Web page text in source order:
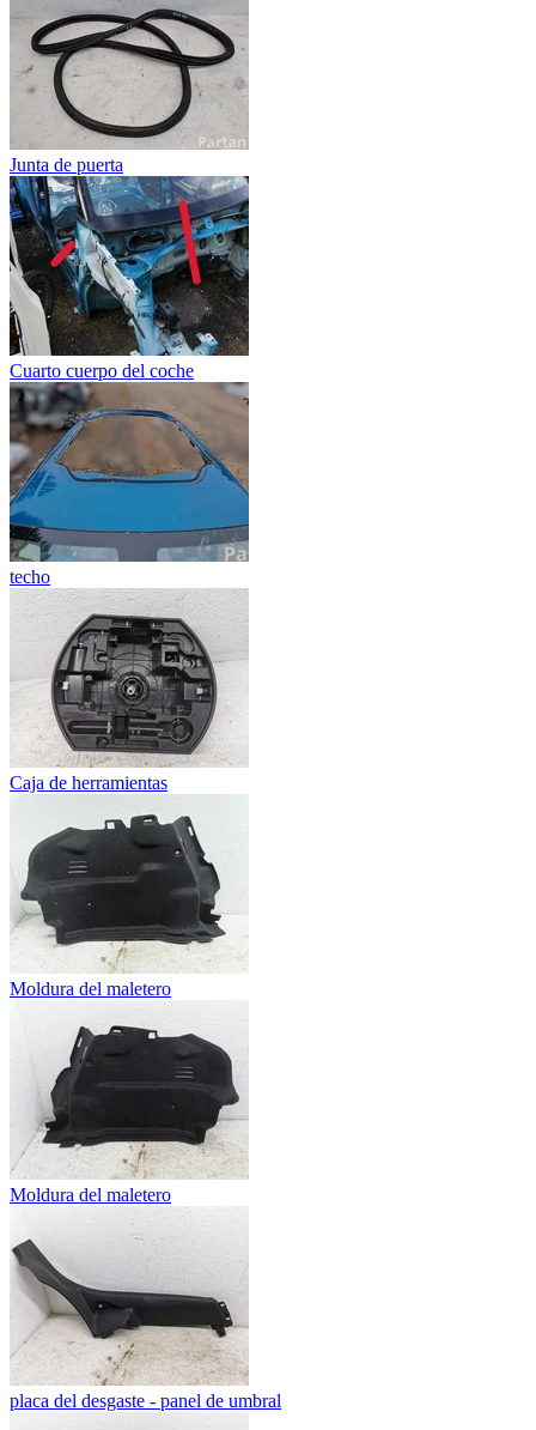
Junta de puerta
Cuarto cuerpo del coche
techo
Caja de herramientas
Moldura del maletero
Moldura del maletero
placa del desgaste - panel de umbral